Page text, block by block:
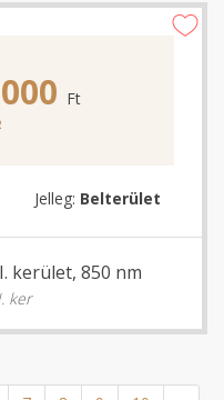
Ft
Jelleg: Belterület
kerület, 850 nm
ker